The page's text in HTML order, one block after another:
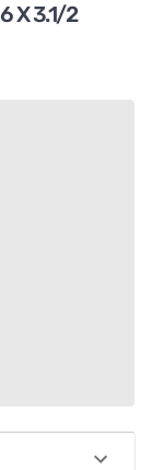
X 3.1/2